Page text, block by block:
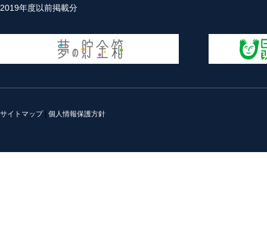
2019年度以前掲載分
サイトマップ| 個人情報保護方針